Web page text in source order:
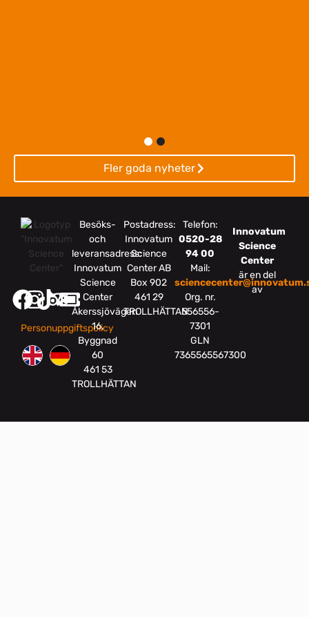
Fler goda nyheter
Personuppgiftspolicy
Besöks-
och
leveransadress:
Innovatum
Science
Center
Åkerssjövägen
16,
Byggnad
60
461 53
TROLLHÄTTAN
Postadress:
Innovatum
Science
Center AB
Box 902
461 29
TROLLHÄTTAN
Telefon:
0520-28
94 00
Mail:
Org. nr.
556556-
7301
GLN
7365565567300
Innovatum
Science
Center
är en del
av